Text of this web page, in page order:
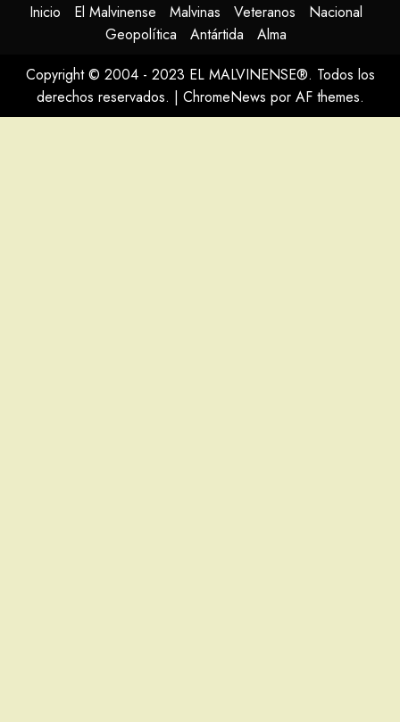
Inicio El Malvinense Malvinas Veteranos
Nacional
Geopolítica
Antártida
Alma
Copyright © 2004 - 2023 EL MALVINENSE®. Todos los
derechos reservados. | ChromeNews por AF themes.